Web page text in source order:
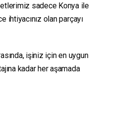
sadece Konya ile
ihtiyacınız olan parçayı
işiniz için en uygun
kadar her aşamada